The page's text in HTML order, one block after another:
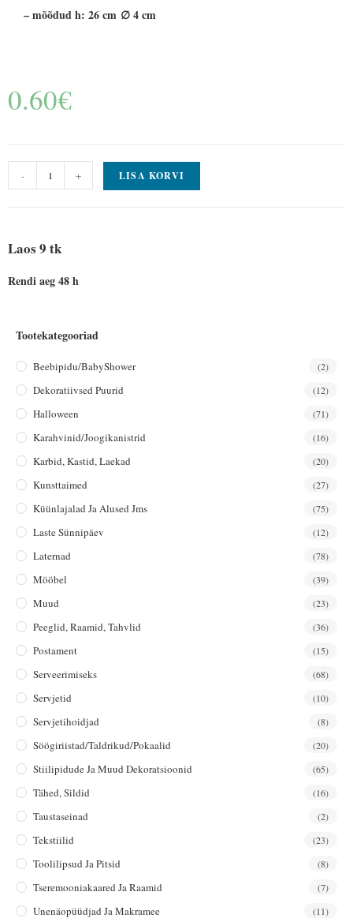
– mõõdud h: 26 cm ∅ 4 cm
0.60€
- + LISA KORVI
Laos 9 tk
Rendi aeg 48 h
Tootekategooriad
Beebipidu/BabyShower (2)
Dekoratiivsed Puurid (12)
Halloween (71)
Karahvinid/joogikanistrid (16)
Karbid, Kastid, Laekad (20)
Kunsttaimed (27)
Küünlajalad Ja Alused Jms (75)
Laste Sünnipäev (12)
Laternad (78)
Mööbel (39)
Muud (23)
Peeglid, Raamid, Tahvlid (36)
Postament (15)
Serveerimiseks (68)
Servjetid (10)
Servjetihoidjad (8)
Söögiriistad/taldrikud/pokaalid (20)
Stiilipidude Ja Muud Dekoratsioonid (65)
Tähed, Sildid (16)
Taustaseinad (2)
Tekstiilid (23)
Toolilipsud Ja Pitsid (8)
Tseremooniakaared Ja Raamid (7)
Unenäopüüdjad Ja Makramee (11)